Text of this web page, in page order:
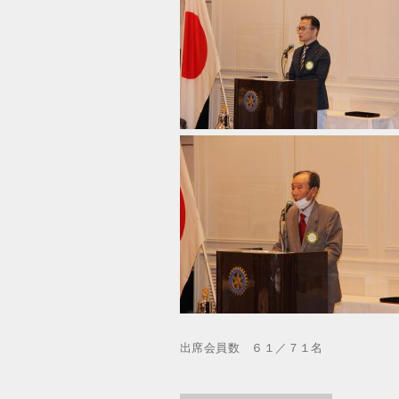
出席会員数 ６１／７１名